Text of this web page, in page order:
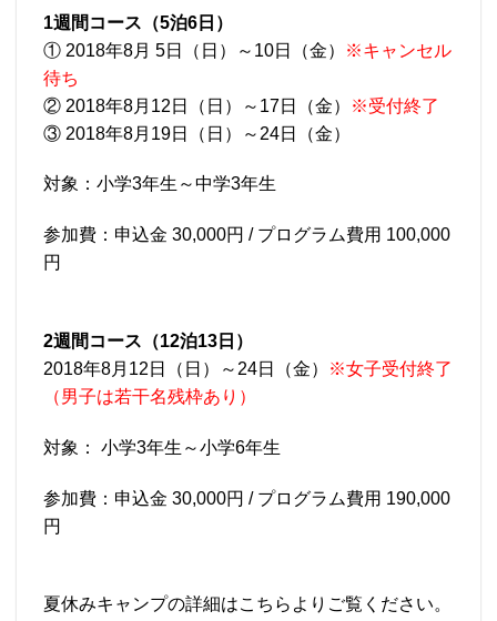
1週間コース（5泊6日）
① 2018年8月 5日（日）～10日（金）
※キャンセル
待ち
② 2018年8月12日（日）～17日（金）
※受付終了
③ 2018年8月19日（日）～24日（金）
対象：小学3年生～中学3年生
参加費：申込金 30,000円 / プログラム費用 100,000
円
2週間コース（12泊13日）
2018年8月12日（日）～24日（金）
※女子受付終了
（男子は若干名残枠あり）
対象： 小学3年生～小学6年生
参加費：申込金 30,000円 / プログラム費用 190,000
円
夏休みキャンプの詳細はこちらよりご覧ください。